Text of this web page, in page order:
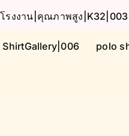
รงงาน|คุณภาพสูง|K32|003
ShirtGallery|006 polo